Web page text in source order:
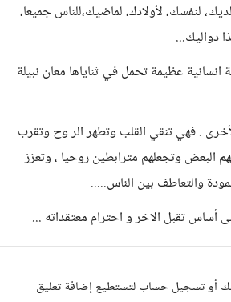
لنفسك، لأولادك، لماضيك،للناس جميعا،
دواليك...
انسانية عظيمة تحمل في ثناياها معان نبيلة
. فهي تنقي القلب وتطهر الر وح وتقرب
وتجعلهم مترابطين روحيا ، وتعزز
والتعاطف بين الناس.....
أساس تقبل الاخر و احترام معتقداته ...
أو تسجيل حساب لتستطيع إضافة تعليق